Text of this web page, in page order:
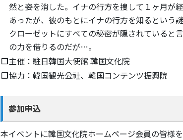
然と姿を消した。イナの行方を捜して１ヶ月が
あったが、彼のもとにイナの行方を知るという
クローゼットにすべての秘密が隠されていると
の力を借りるのだが…。
❐主催：駐日韓国大使館 韓国文化院
❐協力：韓国観光公社、韓国コンテンツ振興院
参加申込
本イベントに韓国文化院ホームページ会員の皆様